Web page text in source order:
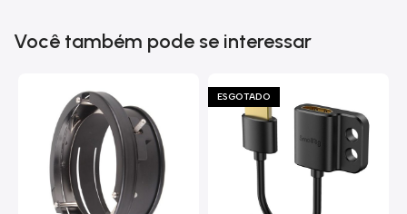
Você também pode se interessar
ESGOTADO